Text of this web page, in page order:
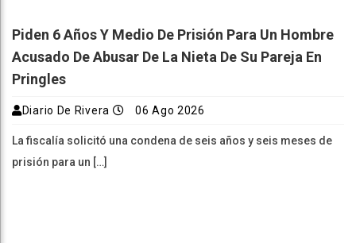
Piden 6 Años Y Medio De Prisión Para Un Hombre
Acusado De Abusar De La Nieta De Su Pareja En
Pringles
Diario De Rivera 06 Ago 2026
La fiscalía solicitó una condena de seis años y seis meses de
prisión para un […]